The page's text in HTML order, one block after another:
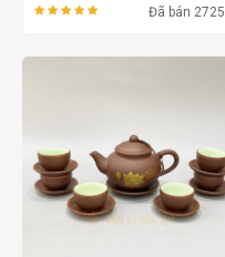
Đã bán 2725